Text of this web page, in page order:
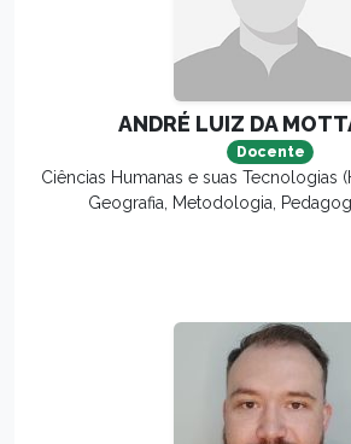
ANDRÉ LUIZ DA
Docente
Ciências Humanas e suas Tecnologias
Geografia, Metodologia,